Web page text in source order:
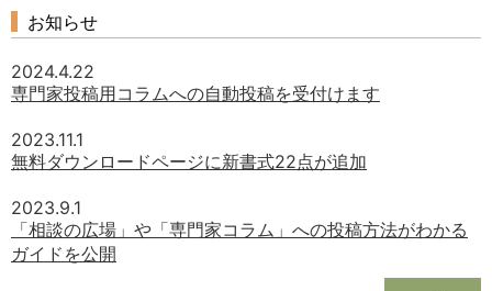
お知らせ
2024.4.22
専門家投稿用コラムへの自動投稿を受付けます
2023.11.1
無料ダウンロードページに新書式22点が追加
2023.9.1
「相談の広場」や「専門家コラム」への投稿方法がわかる
ガイドを公開